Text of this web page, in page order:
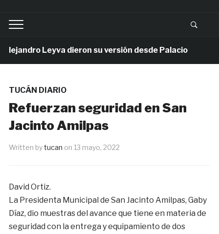
Leyva dieron su versión desde Palacio
TUCÁN DIARIO
Refuerzan seguridad en San
Jacinto Amilpas
Written bytucan on 13 mayo, 2022
David Ortiz.
La Presidenta Municipal de San Jacinto Amilpas, Gaby
Díaz, dio muestras del avance que tiene en materia de
seguridad con la entrega y equipamiento de dos